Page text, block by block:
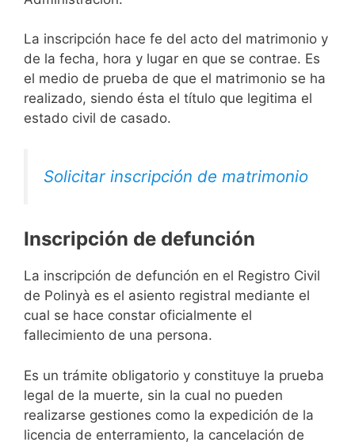
La inscripción hace fe del acto del matrimonio y
de la fecha, hora y lugar en que se contrae. Es
el medio de prueba de que el matrimonio se ha
realizado, siendo ésta el título que legitima el
estado civil de casado.
Solicitar inscripción de matrimonio
Inscripción de defunción
La inscripción de defunción en el Registro Civil
de Polinyà es el asiento registral mediante el
cual se hace constar oficialmente el
fallecimiento de una persona.
Es un trámite obligatorio y constituye la prueba
legal de la muerte, sin la cual no pueden
realizarse gestiones como la expedición de la
licencia de enterramiento, la cancelación de